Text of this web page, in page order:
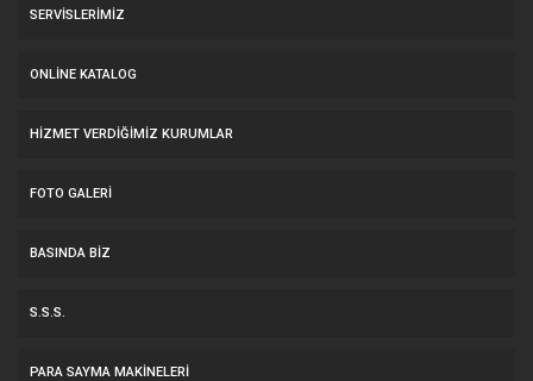
SERVİSLERİMİZ
ONLINE KATALOG
HİZMET VERDİĞİMİZ KURUMLAR
FOTO GALERI
BASINDA BIZ
S.S.S.
PARA SAYMA MAKİNELERİ